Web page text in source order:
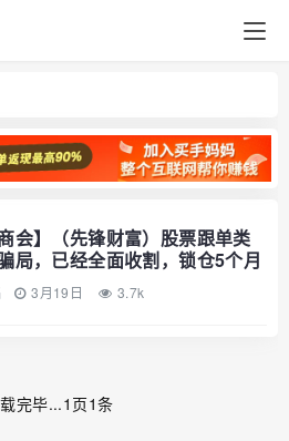
商会】（先锋财富）股票跟单类
局，已经全面收割，锁仓5个月
3月19日 3.7k
完毕...1页1条